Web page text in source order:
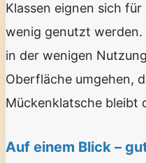
Klassen eignen sich
wenig genutzt werden.
in der wenigen
Oberfläche umgehen,
Mückenklatsche bleibt
Auf einem Blick –